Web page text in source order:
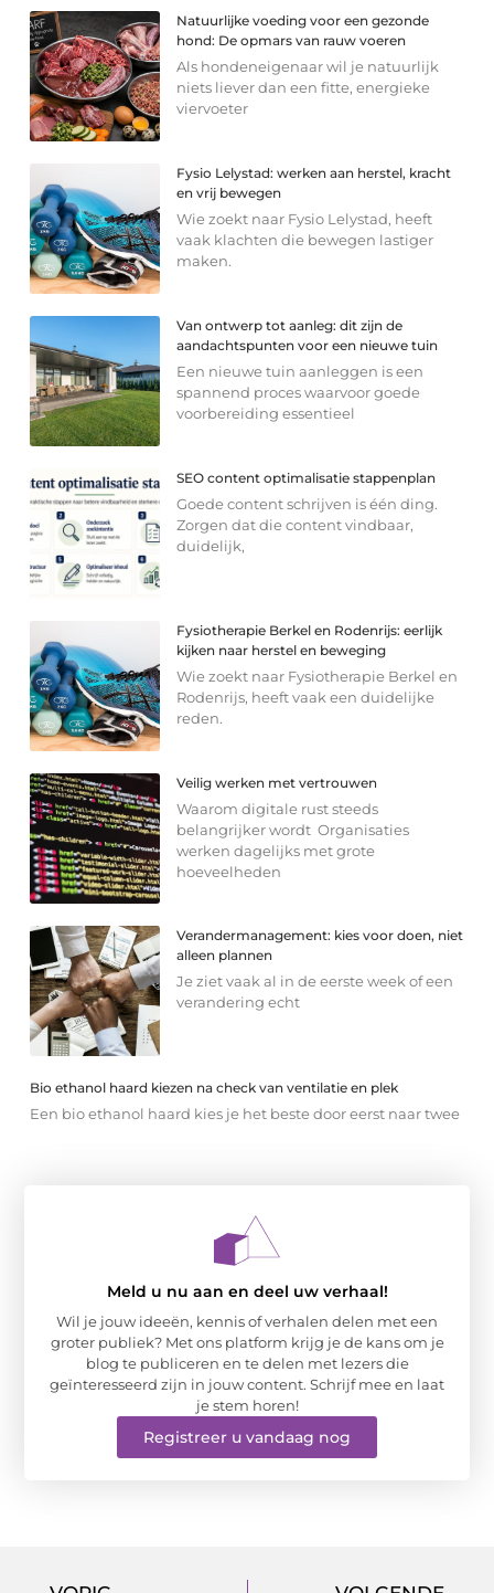
Natuurlijke voeding voor een gezonde
hond: De opmars van rauw voeren
Als hondeneigenaar wil je natuurlijk
niets liever dan een fitte, energieke
viervoeter
Fysio Lelystad: werken aan herstel, kracht
en vrij bewegen
Wie zoekt naar Fysio Lelystad, heeft
vaak klachten die bewegen lastiger
maken.
Van ontwerp tot aanleg: dit zijn de
aandachtspunten voor een nieuwe tuin
Een nieuwe tuin aanleggen is een
spannend proces waarvoor goede
voorbereiding essentieel
SEO content optimalisatie stappenplan
Goede content schrijven is één ding.
Zorgen dat die content vindbaar,
duidelijk,
Fysiotherapie Berkel en Rodenrijs: eerlijk
kijken naar herstel en beweging
Wie zoekt naar Fysiotherapie Berkel en
Rodenrijs, heeft vaak een duidelijke
reden.
Veilig werken met vertrouwen
Waarom digitale rust steeds
belangrijker wordt Organisaties
werken dagelijks met grote
hoeveelheden
Verandermanagement: kies voor doen, niet
alleen plannen
Je ziet vaak al in de eerste week of een
verandering echt
Bio ethanol haard kiezen na check van ventilatie en plek
Een bio ethanol haard kies je het beste door eerst naar twee
Meld u nu aan en deel uw verhaal!
Wil je jouw ideeën, kennis of verhalen delen met een
groter publiek? Met ons platform krijg je de kans om je
blog te publiceren en te delen met lezers die
geïnteresseerd zijn in jouw content. Schrijf mee en laat
je stem horen!
Registreer u vandaag nog